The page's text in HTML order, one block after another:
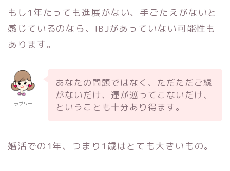
もし1年たっても進展がない、手ごたえがないと
感じているのなら、IBJがあっていない可能性も
あります。
ラブリー
あなたの問題ではなく、ただただご縁
がないだけ、運が巡ってこないだけ、
ということも十分あり得ます。
婚活での1年、つまり1歳はとても大きいもの。